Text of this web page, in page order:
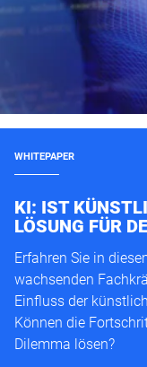
WHITEPAPER
KI: IST
LÖSUNG FÜR
Erfahren Sie in
wachsenden
Einfluss der
Können die
Dilemma lösen?